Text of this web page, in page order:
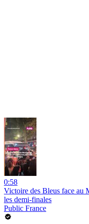
0:58
Victoire des Bleus face au
les demi-finales
Public France